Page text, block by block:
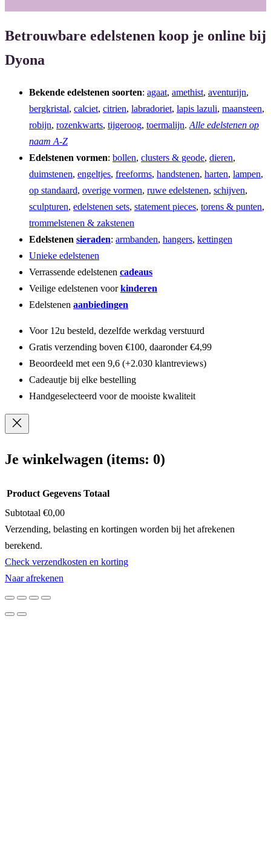
Betrouwbare edelstenen koop je online bij
Dyona
Bekende edelstenen soorten: agaat, amethist, aventurijn,
bergkristal, calciet, citrien, labradoriet, lapis lazuli, maansteen,
robijn, rozenkwarts, tijgeroog, toermalijn. Alle edelstenen op
naam A-Z
Edelstenen vormen: bollen, clusters & geode, dieren,
duimstenen, engeltjes, freeforms, handstenen, harten, lampen,
op standaard, overige vormen, ruwe edelstenen, schijven,
sculpturen, edelstenen sets, statement pieces, torens & punten,
trommelstenen & zakstenen
Edelstenen sieraden: armbanden, hangers, kettingen
Unieke edelstenen
Verrassende edelstenen cadeaus
Veilige edelstenen voorkinderen
Edelstenen aanbiedingen
Voor 12u besteld, dezelfde werkdag verstuurd
Gratis verzending boven €100, daaronder €4,99
Beoordeeld met een 9,6 (+2.030 klantreviews)
Cadeautje bij elke bestelling
Handgeselecteerd voor de mooiste kwaliteit
Je winkelwagen (items: 0)
Producten
in
winkelwagen
Product Gegevens Totaal
Subtotaal €0,00
Verzending, belasting en kortingen worden bij het afrekenen
berekend.
Check verzendkosten en korting
Naar afrekenen